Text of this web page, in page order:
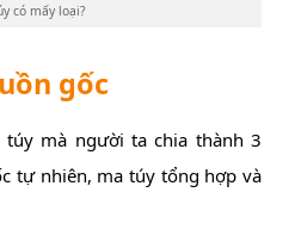
có mấy loại?
gốc
túy mà người ta chia thành 3
tự nhiên, ma túy tổng hợp và